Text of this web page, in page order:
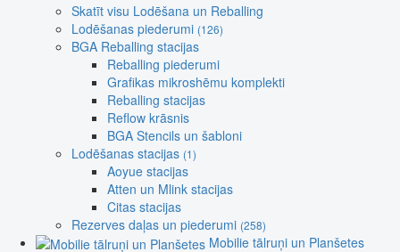
Skatīt visu Lodēšana un Reballing
Lodēšanas piederumi (126)
BGA Reballing stacijas
Reballing piederumi
Grafikas mikroshēmu komplekti
Reballing stacijas
Reflow krāsnis
BGA Stencils un šabloni
Lodēšanas stacijas (1)
Aoyue stacijas
Atten un Mlink stacijas
Citas stacijas
Rezerves daļas un piederumi (258)
Mobilie tālruņi un Planšetes